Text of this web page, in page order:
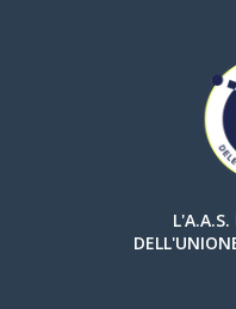
L'A.A.S.